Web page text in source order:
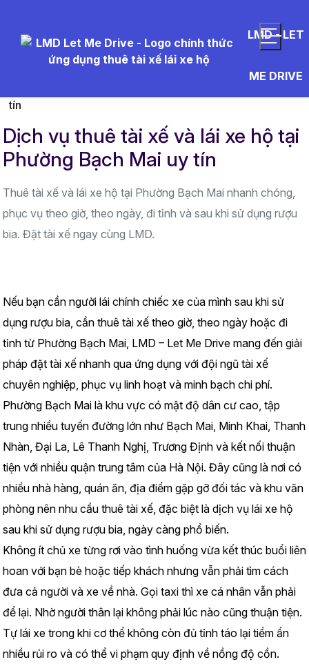
LMD - LET
ME DRIVE
tín
Dịch vụ thuê tài xế và lái xe hộ tại
Phường Bạch Mai uy tín
Thuê tài xế và lái xe hộ tại Phường Bạch Mai nhanh chóng,
phục vụ theo giờ, theo ngày, đi tỉnh và sau khi sử dụng rượu
bia. Đặt tài xế ngay cùng LMD.
Nếu bạn cần người lái chính chiếc xe của mình sau khi sử
dụng rượu bia, cần thuê tài xế theo giờ, theo ngày hoặc đi
tỉnh từ Phường Bạch Mai, LMD – Let Me Drive mang đến giải
pháp đặt tài xế nhanh qua ứng dụng với đội ngũ tài xế
chuyên nghiệp, phục vụ linh hoạt và minh bạch chi phí.
Phường Bạch Mai là khu vực có mật độ dân cư cao, tập
trung nhiều tuyến đường lớn như Bạch Mai, Minh Khai, Thanh
Nhàn, Đại La, Lê Thanh Nghị, Trương Định và kết nối thuận
tiện với nhiều quận trung tâm của Hà Nội. Đây cũng là nơi có
nhiều nhà hàng, quán ăn, địa điểm gặp gỡ đối tác và khu văn
phòng nên nhu cầu thuê tài xế, đặc biệt là dịch vụ lái xe hộ
sau khi sử dụng rượu bia, ngày càng phổ biến.
Không ít chủ xe từng rơi vào tình huống vừa kết thúc buổi liên
hoan với bạn bè hoặc tiếp khách nhưng vẫn phải tìm cách
đưa cả người và xe về nhà. Gọi taxi thì xe cá nhân vẫn phải
để lại. Nhờ người thân lại không phải lúc nào cũng thuận tiện.
Tự lái xe trong khi cơ thể không còn đủ tỉnh táo lại tiềm ẩn
nhiều rủi ro và có thể vi phạm quy định về nồng độ cồn.